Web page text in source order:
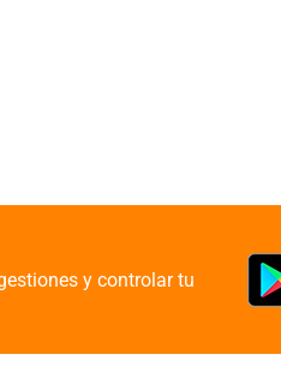
y controlar tu